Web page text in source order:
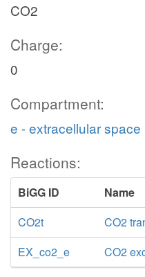
CO2
Charge:
0
Compartment:
e - extracellular space
Reactions:
BiGG ID
Name
CO2t
CO2
EX_co2_e
CO2